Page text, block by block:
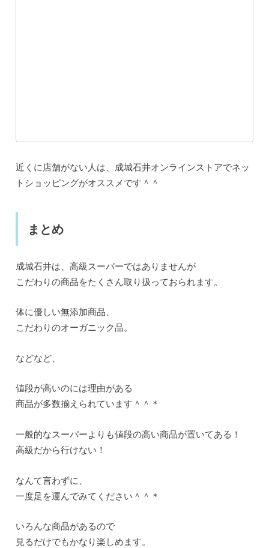
近くに店舗がない人は、成城石井オンラインストアでネッ
トショッピングがオススメです＾＾
まとめ
成城石井は、高級スーパーではありませんが
こだわりの商品をたくさん取り扱っておられます。
体に優しい無添加商品、
こだわりのオーガニック品。
などなど、
値段が高いのには理由がある
商品が多数揃えられています＾＾＊
一般的なスーパーよりも値段の高い商品が置いてある！
高級だから行けない！
なんて言わずに、
一度足を運んでみてください＾＾＊
いろんな商品があるので
見るだけでもかなり楽しめます。